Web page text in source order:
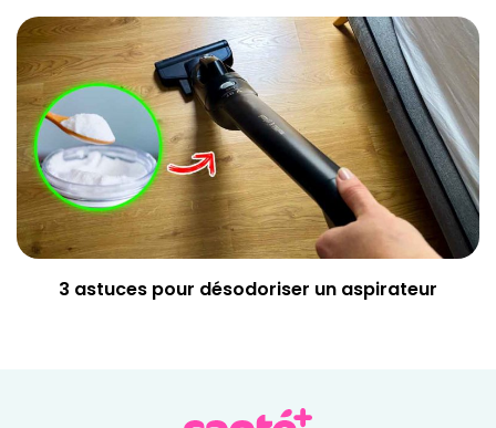
3 astuces pour désodoriser un aspirateur